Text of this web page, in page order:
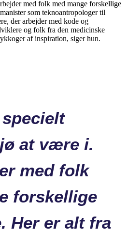
med folk med mange forskellige
som teknoantropologer til
der arbejder med kode og
og folk fra den medicinske
af inspiration, siger hun.
at være i.
med folk
forskellige
Her er alt fra